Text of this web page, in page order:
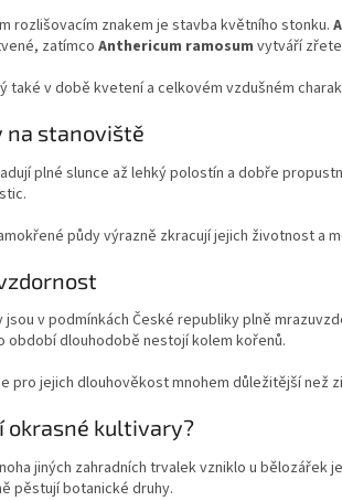
rozlišovacím znakem je stavba květního stonku.
zatímco Anthericum ramosum vytváří
také v době kvetení a celkovém vzdušném
na stanoviště
plné slunce až lehký polostín a dobře
půdy výrazně zkracují jejich životnost a
v podmínkách České republiky plně
období dlouhodobě nestojí kolem kořenů.
pro jejich dlouhověkost mnohem důležitější než
okrasné kultivary?
jiných zahradních trvalek vzniklo u
pěstují botanické druhy.